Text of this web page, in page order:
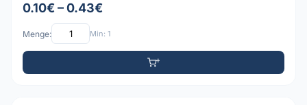
0.10€ – 0.43€
Menge: Min: 1